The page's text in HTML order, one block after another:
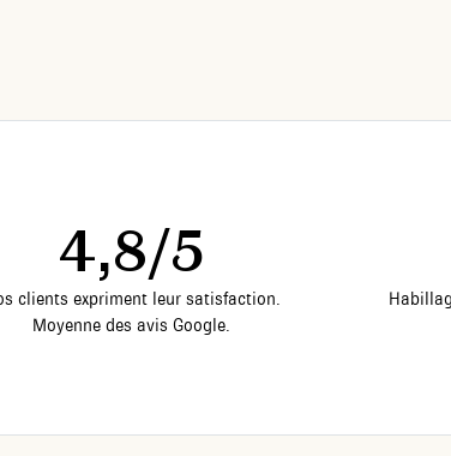
4,8/5
clients expriment leur satisfaction.
Moyenne des avis Google.